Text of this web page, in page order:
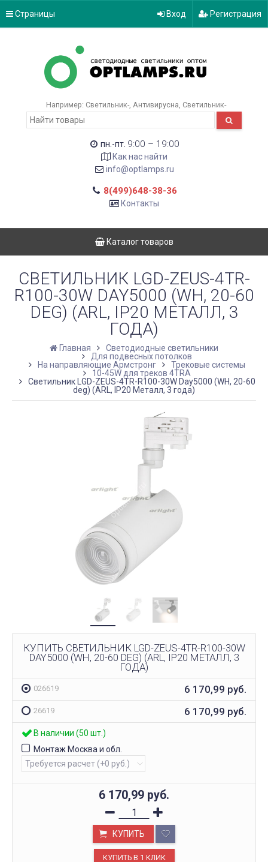
Страницы Вход Регистрация
Например: Светильник- Антивирусна Светильник-
пн.-пт. 9:00 – 19:00
Как нас найти
info@optlamps.ru
8(499)648-38-36
Контакты
Каталог товаров
СВЕТИЛЬНИК LGD-ZEUS-4TR-
R100-30W DAY5000 (WH, 20-60
DEG) (ARL, IP20 МЕТАЛЛ, 3
ГОДА)
Главная
Светодиодные светильники
Для подвесных потолков
На направляющие Армстронг
Трековые системы
10-45W для треков 4TRA
Светильник LGD-ZEUS-4TR-R100-30W Day5000 (WH, 20-60
deg) (ARL, IP20 Металл, 3 года)
КУПИТЬ СВЕТИЛЬНИК LGD-ZEUS-4TR-R100-30W
DAY5000 (WH, 20-60 DEG) (ARL, IP20 МЕТАЛЛ, 3
ГОДА)
026619 6 170,99 руб.
26619 6 170,99 руб.
В наличии (50 шт.)
Монтаж Москва и обл.
6 170,99 руб.
КУПИТЬ